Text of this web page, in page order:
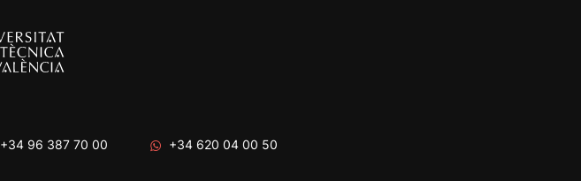
+34 96 387 70 00 +34 620 04 00 50